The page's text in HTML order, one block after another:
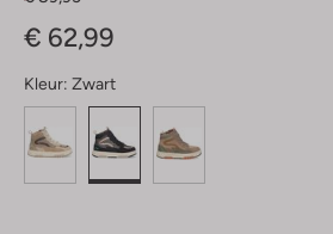
€ 62,99
Kleur: Zwart